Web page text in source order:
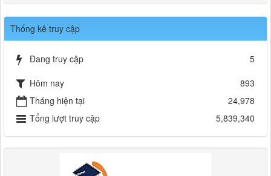
Thống kê truy cập
Đang truy cập
5
Hôm nay
893
Tháng hiện tại
24,978
Tổng lượt truy cập
5,839,340